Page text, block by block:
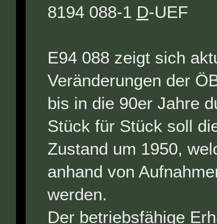
8194 088-1 D-UEF
E94 088 zeigt sich
Veränderungen der
bis in die 90er Jahre
Stück für Stück soll
Zustand um 1950,
anhand von
werden.
Der betriebsfähige